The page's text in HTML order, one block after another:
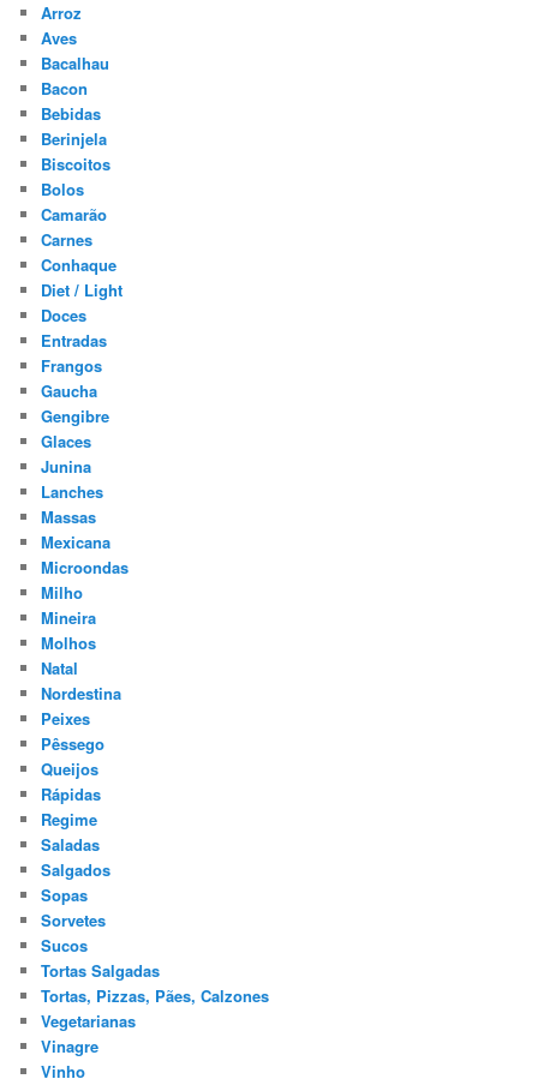
Arroz
Aves
Bacalhau
Bacon
Bebidas
Berinjela
Biscoitos
Bolos
Camarão
Carnes
Conhaque
Diet / Light
Doces
Entradas
Frangos
Gaucha
Gengibre
Glaces
Junina
Lanches
Massas
Mexicana
Microondas
Milho
Mineira
Molhos
Natal
Nordestina
Peixes
Pêssego
Queijos
Rápidas
Regime
Saladas
Salgados
Sopas
Sorvetes
Sucos
Tortas Salgadas
Tortas, Pizzas, Pães, Calzones
Vegetarianas
Vinagre
Vinho